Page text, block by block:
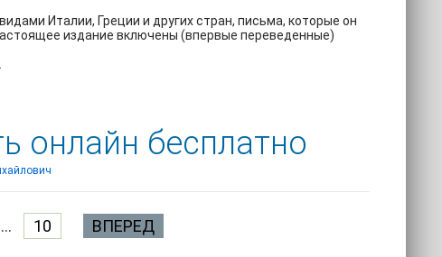
Италии, Греции и других стран, письма, которые он
издание включены (впервые переведенные)
онлайн бесплатно
... 10 ВПЕРЕД